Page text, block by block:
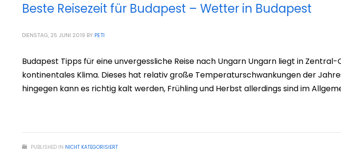
Beste Reisezeit für Budapest – Wetter in Budapest
DIENSTAG, 25 JUNI 2019 BY PETI
Budapest Tipps für eine unvergessliche Reise nach Ungarn Ungarn liegt in
kontinentales Klima. Dieses hat relativ große Temperaturschwankungen der
hingegen kann es richtig kalt werden, Frühling und Herbst allerdings sind im
PUBLISHED IN NICHT KATEGORISIERT